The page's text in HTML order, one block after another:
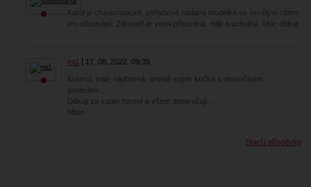
Karol je charismatická, pohybově nadaná modelka se skvělým citem
pro pózování. Zároveň je velmi přirozená, milá a ochotná. Moc děkuji.
mi1 17. 08. 2022 09:39
Krásná, milá, nádherná, prostě super kočka s uhrančivým
pohledem....
Děkuji za super focení a všem doporučuji...
Milan
Starší příspěvky